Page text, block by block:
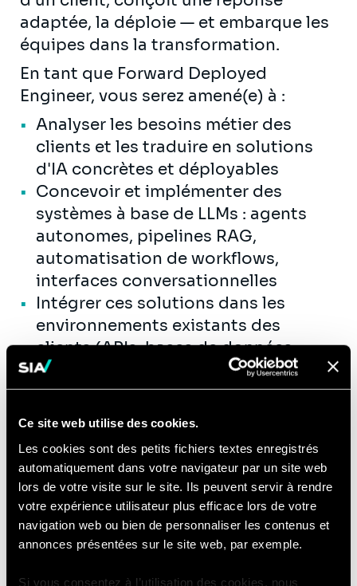
Ce site web utilise des cookies.
Les cookies sont des petits fichiers textes enregistrés
automatiquement dans votre navigateur par un site web
lors de votre visite sur le site. Ils peuvent servir à rendre
votre expérience utilisateur plus efficace lors de votre
navigation web ou bien de personnaliser les contenus et
annonces présentées sur le site web, par exemple.
Si vous consentez à l’utilisation des cookies, nous
adaptée, la déploie — et embarque les
équipes dans la transformation.
En tant que Forward Deployed
Engineer, vous serez amené(e) à :
Analyser les besoins métier des
clients et les traduire en solutions
d'IA concrètes et déployables
Concevoir et implémenter des
systèmes à base de LLMs : agents
autonomes, pipelines RAG,
automatisation de workflows,
interfaces conversationnelles
Intégrer ces solutions dans les
environnements existants des
clients (APIs, bases de données,
outils métier)
Accompagner les équipes dans
l'adoption des outils déployés :
continue
Itérer rapidement avec les parties
prenantes pour affiner les solutions
en production et en maximiser
l'impact